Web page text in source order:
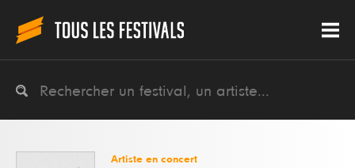
Artiste en concert